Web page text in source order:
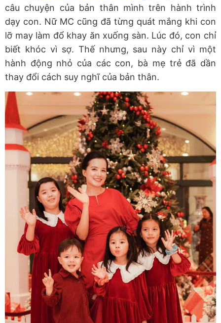
câu chuyện của bản thân mình trên hành trình
dạy con. Nữ MC cũng đã từng quát mắng khi con
lỡ may làm đổ khay ăn xuống sàn. Lúc đó, con chỉ
biết khóc vì sợ. Thế nhưng, sau này chỉ vì một
hành động nhỏ của các con, bà mẹ trẻ đã dần
thay đổi cách suy nghĩ của bản thân.